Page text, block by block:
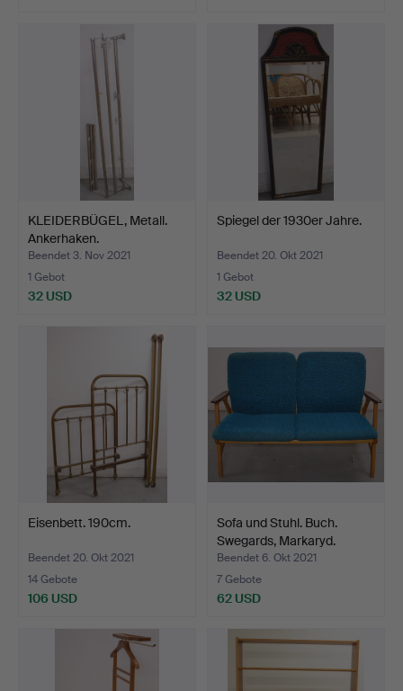
KLEIDERBÜGEL, Metall.
Ankerhaken.
Beendet 3. Nov 2021
1 Gebot
32 USD
Spiegel der 1930er Jahre.
Beendet 20. Okt 2021
1 Gebot
32 USD
Eisenbett. 190cm.
Beendet 20. Okt 2021
14 Gebote
106 USD
Sofa und Stuhl. Buch.
Swegards, Markaryd.
Beendet 6. Okt 2021
7 Gebote
62 USD